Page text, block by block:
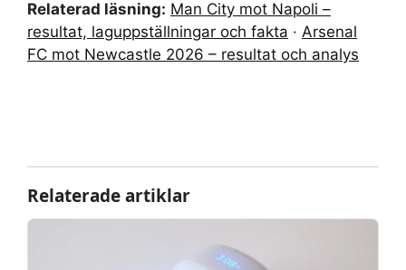
Relaterad läsning: Man City mot Napoli –
resultat, laguppställningar och fakta · Arsenal
FC mot Newcastle 2026 – resultat och analys
Relaterade artiklar